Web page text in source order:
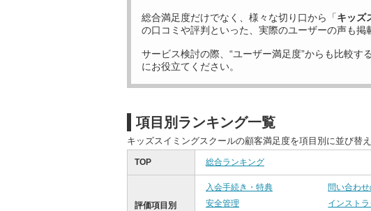
総合満足度だけでなく、様々な切り口から「キッズ
の口コミや評判といった、実際のユーザーの声も掲
サービス検討の際、“ユーザー満足度”からも比較す
にお役立てください。
項目別ランキング一覧
キッズスイミングスクールの顧客満足度を項目別に並び替
TOP 総合ランキング
評価項目別
入会手続き・特典 問い合わ
安全管理
インスト